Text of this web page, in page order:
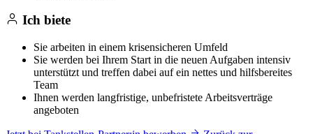
Ich biete
Sie arbeiten in einem krisensicheren Umfeld
Sie werden bei Ihrem Start in die neuen Aufgaben intensiv
unterstützt und treffen dabei auf ein nettes und hilfsbereites
Team
Ihnen werden langfristige, unbefristete Arbeitsverträge
angeboten